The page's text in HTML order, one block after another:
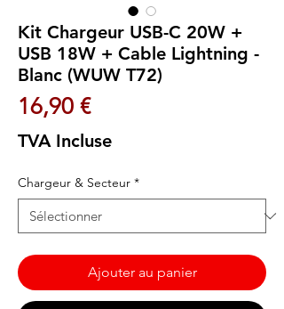
Kit Chargeur USB-C 20W +
USB 18W + Cable Lightning -
Blanc (WUW T72)
16,90 €Prix
TVA Incluse
Chargeur & Secteur *
Ajouter au panier